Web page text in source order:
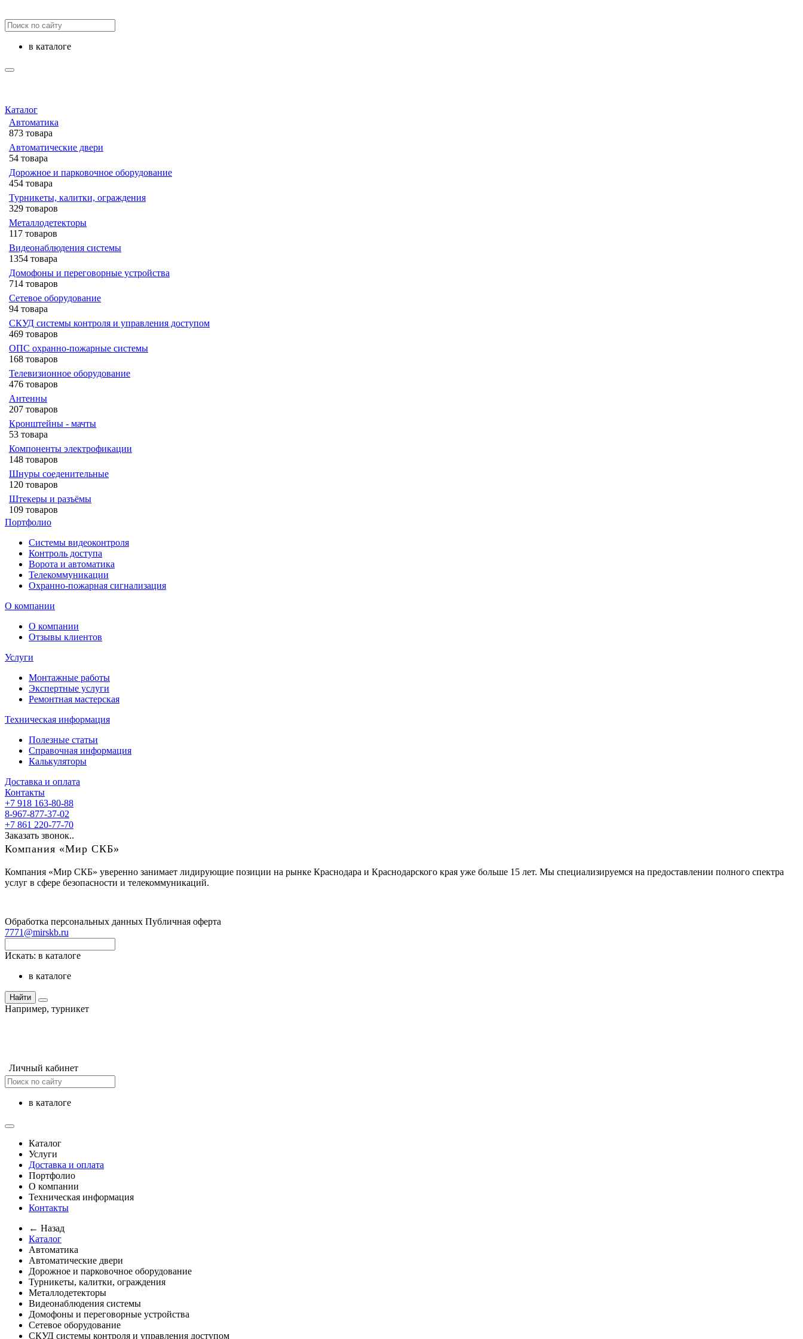
в каталоге
Каталог
Автоматика
873 товара
Автоматические двери
54 товара
Дорожное и парковочное оборудование
454 товара
Турникеты, калитки, ограждения
329 товаров
Металлодетекторы
117 товаров
Видеонаблюдения cистемы
1354 товара
Домофоны и переговорные устройства
714 товаров
Сетевое оборудование
94 товара
СКУД системы контроля и управления доступом
469 товаров
ОПС охранно-пожарные системы
168 товаров
Телевизионное оборудование
476 товаров
Антенны
207 товаров
Кронштейны - мачты
53 товара
Компоненты электрофикации
148 товаров
Шнуры соеденительные
120 товаров
Штекеры и разъёмы
109 товаров
Портфолио
Системы видеоконтроля
Контроль доступа
Ворота и автоматика
Телекоммуникации
Охранно-пожарная сигнализация
О компании
О компании
Отзывы клиентов
Услуги
Монтажные работы
Экспертные услуги
Ремонтная мастерская
Техническая информация
Полезные статьи
Справочная информация
Калькуляторы
Доставка и оплата
Контакты
+7 918 163-80-88
8-967-877-37-02
+7 861 220-77-70
Заказать звонок..
Компания «Мир СКБ»
Компания «Мир СКБ» уверенно занимает лидирующие позиции на рынке Краснодара и Краснодарского края уже больше 15 лет. Мы специализируемся на предоставлении полного спектра
услуг в сфере безопасности и телекоммуникаций.
Обработка персональных данных Публичная оферта
7771@mirskb.ru
Искать: в каталоге
в каталоге
Найти
Например, турникет
Личный кабинет
в каталоге
Каталог
Услуги
Доставка и оплата
Портфолио
О компании
Техническая информация
Контакты
← Назад
Каталог
Автоматика
Автоматические двери
Дорожное и парковочное оборудование
Турникеты, калитки, ограждения
Металлодетекторы
Видеонаблюдения cистемы
Домофоны и переговорные устройства
Сетевое оборудование
СКУД системы контроля и управления доступом